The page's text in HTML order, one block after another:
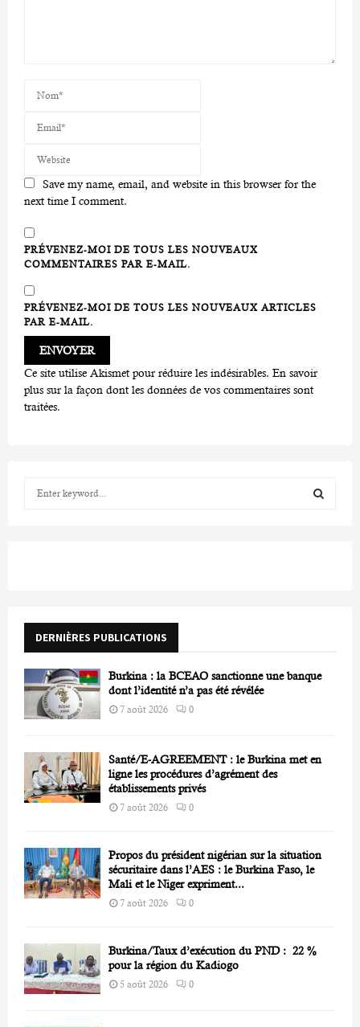
Save my name, email, and website in this browser for the
next time I comment.
PRÉVENEZ-MOI DE TOUS LES NOUVEAUX
COMMENTAIRES PAR E-MAIL.
PRÉVENEZ-MOI DE TOUS LES NOUVEAUX ARTICLES
PAR E-MAIL.
Ce site utilise Akismet pour réduire les indésirables. En savoir
plus sur la façon dont les données de vos commentaires sont
traitées.
r
DERNIÈRES PUBLICATIONS
Burkina : la BCEAO sanctionne une banque
dont l’identité n’a pas été révélée
7 août 2026 0
Santé/E-AGREEMENT : le Burkina met en
ligne les procédures d’agrément des
établissements privés
7 août 2026 0
Propos du président nigérian sur la situation
sécuritaire dans l’AES : le Burkina Faso, le
Mali et le Niger expriment...
7 août 2026 0
Burkina/Taux d’exécution du PND : 22 %
pour la région du Kadiogo
5 août 2026 0